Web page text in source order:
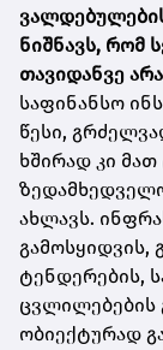
ნიშნავს, რომ
თავიდანვე
საფინანსო
წესი,
ხშირად კი
ახლავს.
გამოსყიდვის,
ტენდერების,
ცვლილებების
ობიექტურად